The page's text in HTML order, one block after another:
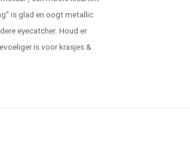
is glad en oogt metallic
eyecatcher. Houd er
is voor krasjes &